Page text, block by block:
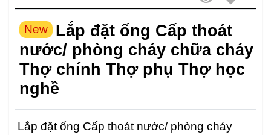
New
Lắp đặt ống Cấp thoát
nước/ phòng cháy chữa cháy
Thợ chính Thợ phụ Thợ học
nghề
Lắp đặt ống Cấp thoát nước/ phòng cháy